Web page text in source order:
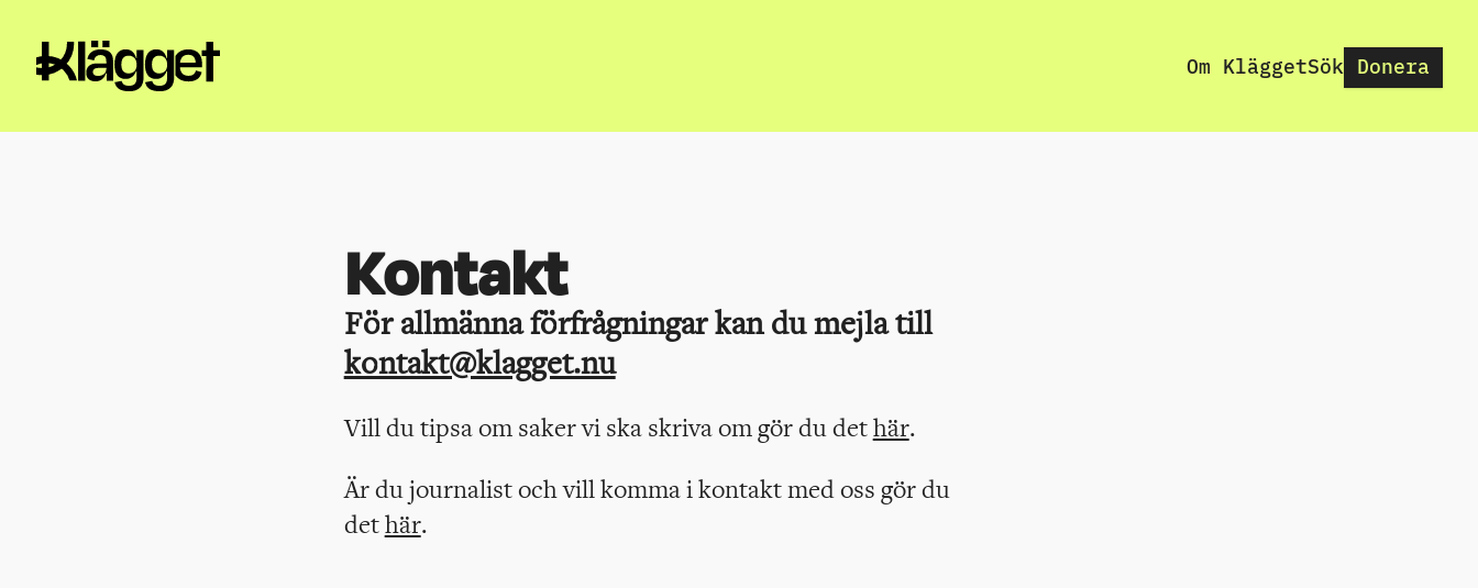
Om KläggetSök Donera
Kontakt
För allmänna förfrågningar kan du mejla till
kontakt@klagget.nu
Vill du tipsa om saker vi ska skriva om gör du dethär.
Är du journalist och vill komma i kontakt med oss gör du
dethär.